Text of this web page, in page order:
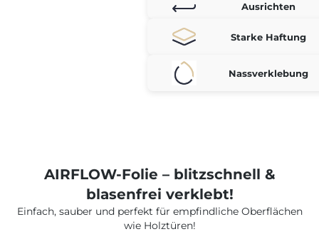
Ausrichten
Starke Haftung
Nassverklebung
AIRFLOW-Folie – blitzschnell &
blasenfrei verklebt!
Einfach, sauber und perfekt für empfindliche Oberflächen
wie Holztüren!